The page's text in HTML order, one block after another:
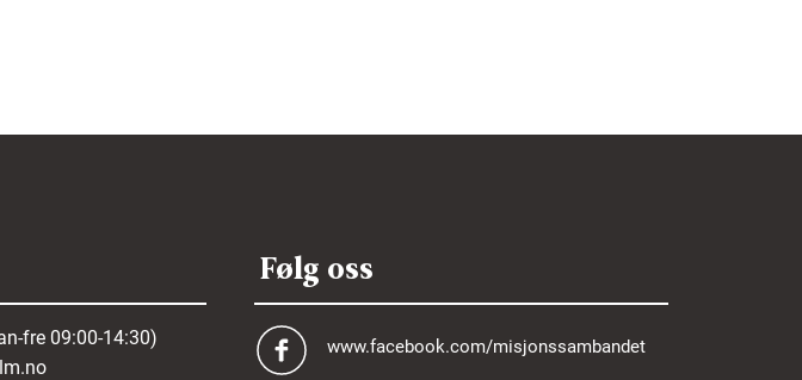
fre 09:00-14:30)
Følg oss
www.facebook.com/misjonssambandet